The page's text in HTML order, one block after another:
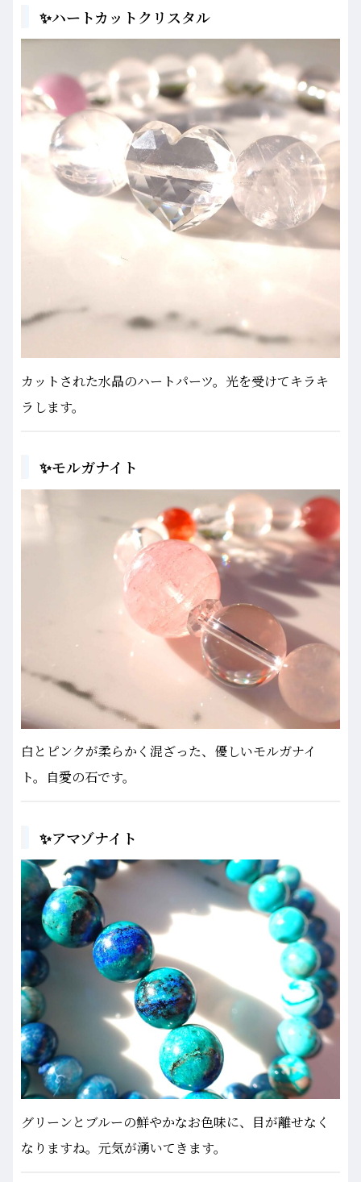
✨ハートカットクリスタル
カットされた水晶のハートパーツ。光を受けてキラキ
ラします。
✨モルガナイト
白とピンクが柔らかく混ざった、優しいモルガナイ
ト。自愛の石です。
✨アマゾナイト
グリーンとブルーの鮮やかなお色味に、目が離せなく
なりますね。元気が湧いてきます。